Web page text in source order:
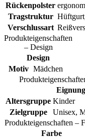
Rückenpolster
Tragstruktur
Verschlussart
Produkteigenschaften
– Design
Design
Motiv Mädchen
Eignung
Altersgruppe Kinder
Zielgruppe
Unisex,
Produkteigenschaften –
Farbe